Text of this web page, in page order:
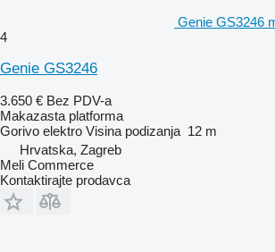
Genie GS3246
4
Genie GS3246
3.650 € Bez PDV-a
Makazasta platforma
Gorivo elektro Visina podizanja 12 m
Hrvatska, Zagreb
Meli Commerce
Kontaktirajte prodavca